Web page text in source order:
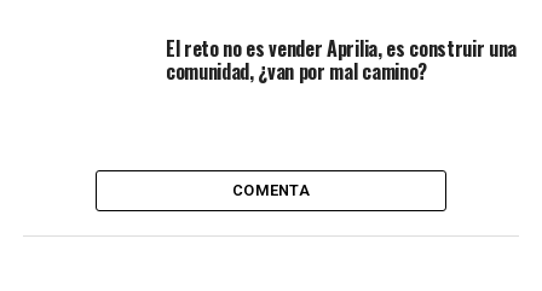
El reto no es vender Aprilia, es construir una
comunidad, ¿van por mal camino?
COMENTA